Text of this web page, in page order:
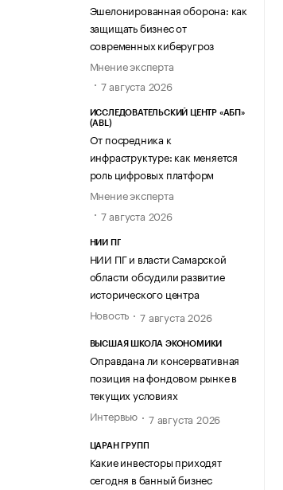
Эшелонированная оборона: как
защищать бизнес от
современных киберугроз
Мнение эксперта
7 августа 2026
ИССЛЕДОВАТЕЛЬСКИЙ ЦЕНТР «АБП»
(ABL)
От посредника к
инфраструктуре: как меняется
роль цифровых платформ
Мнение эксперта
7 августа 2026
НИИ ПГ
НИИ ПГ и власти Самарской
области обсудили развитие
исторического центра
Новость
7 августа 2026
ВЫСШАЯ ШКОЛА ЭКОНОМИКИ
Оправдана ли консервативная
позиция на фондовом рынке в
текущих условиях
Интервью
7 августа 2026
ЦАРАН ГРУПП
Какие инвесторы приходят
сегодня в банный бизнес